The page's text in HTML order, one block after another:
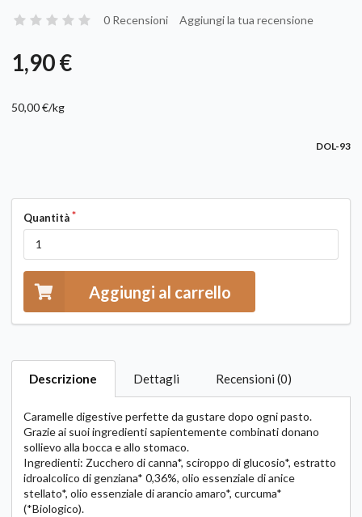
0 Recensioni Aggiungi la tua recensione
1,90 €
50,00 €/kg
DOL-93
Quantità
Aggiungi al carrello
Descrizione Dettagli Recensioni (0)
Caramelle digestive perfette da gustare dopo ogni pasto.
Grazie ai suoi ingredienti sapientemente combinati donano
sollievo alla bocca e allo stomaco.
Ingredienti: Zucchero di canna*, sciroppo di glucosio*, estratto
idroalcolico di genziana* 0,36%, olio essenziale di anice
stellato*, olio essenziale di arancio amaro*, curcuma*
(*Biologico).